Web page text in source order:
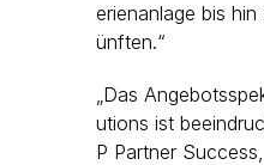
erienanlage bis
ünften.“
„Das
utions ist
P Partner